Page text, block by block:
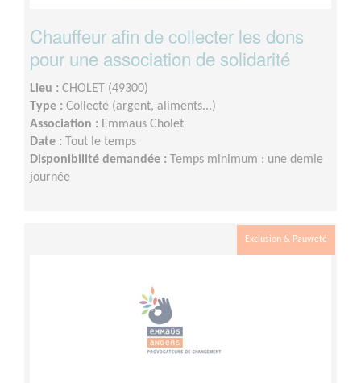
Chauffeur afin de collecter les dons
pour une association de solidarité
Lieu : CHOLET (49300)
Type : Collecte (argent, aliments...)
Association : Emmaus Cholet
Date :
Tout le temps
Disponibilité demandée :
Temps minimum : une demie
journée
Exclusion & Pauvreté